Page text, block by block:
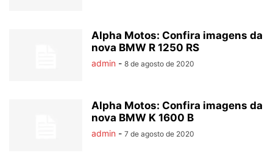
Alpha Motos: Confira imagens da
nova BMW R 1250 RS
admin - 8 de agosto de 2020
Alpha Motos: Confira imagens da
nova BMW K 1600 B
admin - 7 de agosto de 2020